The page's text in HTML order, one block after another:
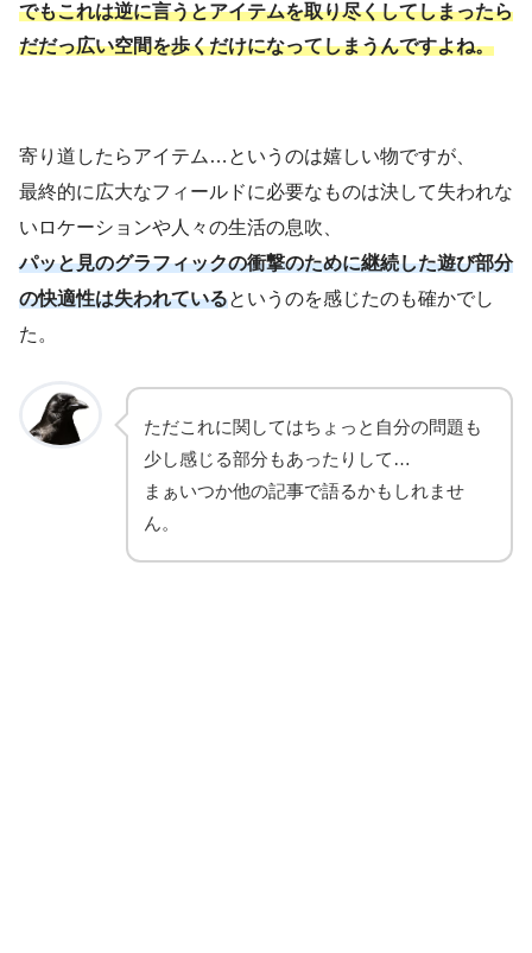
でもこれは逆に言うとアイテムを取り尽くしてしまったら
だだっ広い空間を歩くだけになってしまうんですよね。
寄り道したらアイテム…というのは嬉しい物ですが、
最終的に広大なフィールドに必要なものは決して失われな
いロケーションや人々の生活の息吹、
パッと見のグラフィックの衝撃のために継続した遊び部分
の快適性は失われているというのを感じたのも確かでし
た。
ただこれに関してはちょっと自分の問題も
少し感じる部分もあったりして…
まぁいつか他の記事で語るかもしれませ
ん。